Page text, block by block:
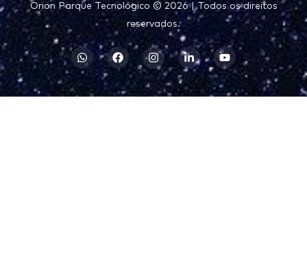
Orion Parque Tecnológico © 2026 | Todos os direitos
reservados.
W
h
a
t
s
F
a
c
e
b
I
n
s
a
L
i
n
e
Y
o
u
t
u